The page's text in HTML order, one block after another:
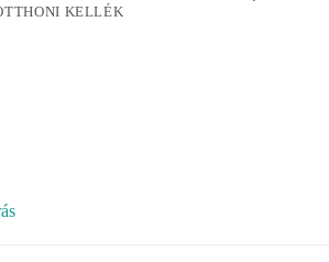
KELLÉK